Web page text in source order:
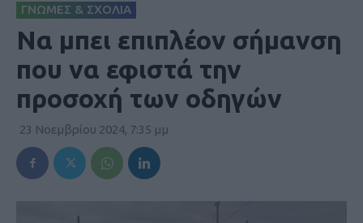
ΓΝΩΜΕΣ & ΣΧΟΛΙΑ
Να μπει επιπλέον σήμανση
που να εφιστά την
προσοχή των οδηγών
23 Νοεμβρίου 2024, 7:35 μμ